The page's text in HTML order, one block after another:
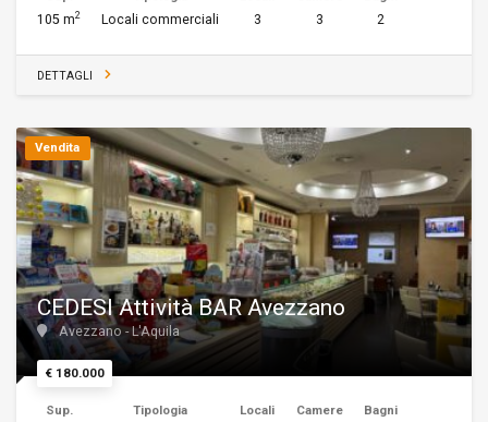
105 m2
Locali commerciali
3
3
2
DETTAGLI
Vendita
CEDESI Attività BAR Avezzano
Avezzano - L'Aquila
€ 180.000
Sup.
Tipologia
Locali
Camere
Bagni